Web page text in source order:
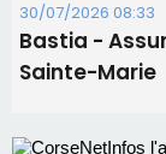
Satine Nomary
Éclipse du 12
d'un spectacle
face à une